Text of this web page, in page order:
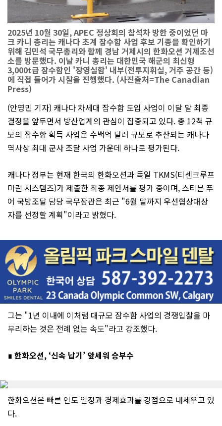
2025년 10월 30일, APEC 정상회의 참석차 방한 중이었던 마
크 카니 총리는 캐나다 초계 잠수함 사업 후보 기종을 확인하기
위해 김민석 국무총리와 함께 경남 거제시의 한화오션 거제조선
소를 방문했다. 이날 카니 총리는 대한민국 해군의 최신형
3,000t급 잠수함인 '장영실함' 내부(전투지휘실, 거주 공간 등)
에 직접 들어가 시찰을 진행했다. (사진출처=The Canadian
Press)
(안영민 기자) 캐나다 차세대 잠수함 도입 사업이 이달 말 최종
결정을 앞두면서 방산업계의 관심이 집중되고 있다. 총 12척 규
모의 잠수함 획득 사업은 수백억 달러 규모로 추산되는 캐나다
역사상 최대 군사 조달 사업 가운데 하나로 평가된다.
캐나다 정부는 현재 한국의 한화오션과 독일 TKMS(티센크루프
마린 시스템즈)가 제출한 최종 제안서를 평가 중이며, 스티븐 푸
어 국방조달 담당 국무장관은 최근 "6월 말까지 우선협상대상
자를 선정할 계획"이라고 밝혔다.
그는 "1년 이내에 이처럼 대규모 잠수함 사업의 경쟁입찰을 마
무리하는 것은 전례 없는 속도"라고 강조했다.
∎ 한화오션, ‘신속 납기’ 앞세워 승부수
한화오션은 빠른 인도 일정과 경제효과를 강점으로 내세우고 있
다.